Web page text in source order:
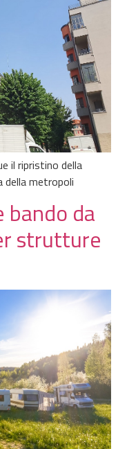
il ripristino della
della metropoli
bando da
strutture